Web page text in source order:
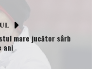
mare jucător sârb
ani